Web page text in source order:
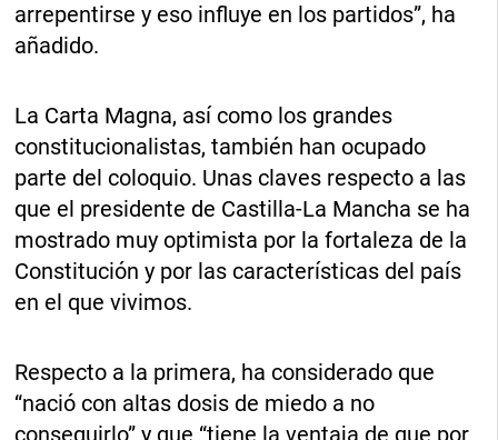
arrepentirse y eso influye en los partidos”, ha
añadido.
La Carta Magna, así como los grandes
constitucionalistas, también han ocupado
parte del coloquio. Unas claves respecto a las
que el presidente de Castilla-La Mancha se ha
mostrado muy optimista por la fortaleza de la
Constitución y por las características del país
en el que vivimos.
Respecto a la primera, ha considerado que
“nació con altas dosis de miedo a no